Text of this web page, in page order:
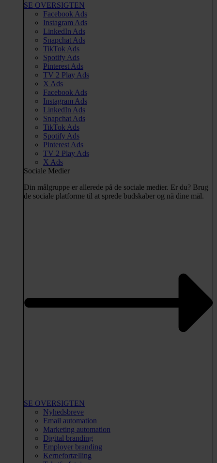
SE OVERSIGTEN
Facebook Ads
Instagram Ads
LinkedIn Ads
Snapchat Ads
TikTok Ads
Spotify Ads
Pinterest Ads
TV 2 Play Ads
X Ads
Facebook Ads
Instagram Ads
LinkedIn Ads
Snapchat Ads
TikTok Ads
Spotify Ads
Pinterest Ads
TV 2 Play Ads
X Ads
Sociale Medier
Din målgruppe er allerede på de sociale medier. Er du? Brug
de sociale platforme til at sprede budskaber og nå dine mål.
SE OVERSIGTEN
Nyhedsbreve
Email automation
Marketing automation
Digital branding
Employer branding
Kernefortælling